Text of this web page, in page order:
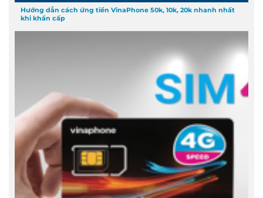
Hướng dẫn cách ứng tiền VinaPhone 50k, 10k, 20k nhanh nhất
khi khẩn cấp